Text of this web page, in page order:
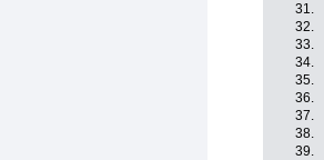
31.
32.
33.
34.
35.
36.
37.
38.
39.